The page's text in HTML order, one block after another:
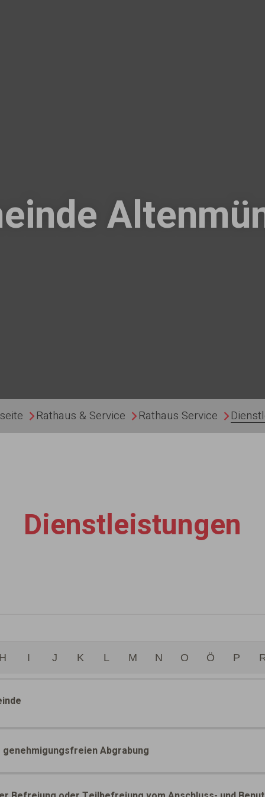
Rathaus & Service Rathaus Service
Dienstleistungen
H I J K L M N O Ö P
Abgrabung